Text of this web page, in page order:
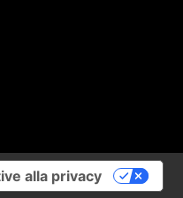
alla privacy